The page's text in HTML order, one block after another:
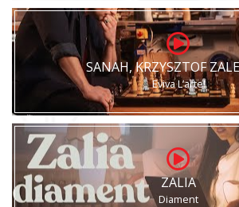
SANAH, KRZYSZTOF
Eviva L’arte!
ZALIA
Diament